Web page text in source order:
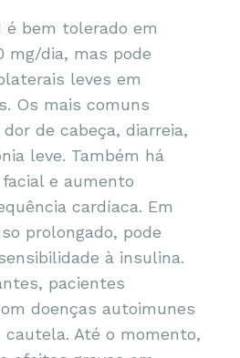
é bem tolerado em
mg/dia, mas pode
leves em
Os mais comuns
de cabeça, diarreia,
leve. Também há
e aumento
cardíaca. Em
prolongado, pode
à insulina.
pacientes
doenças autoimunes
cautela. Até o momento,